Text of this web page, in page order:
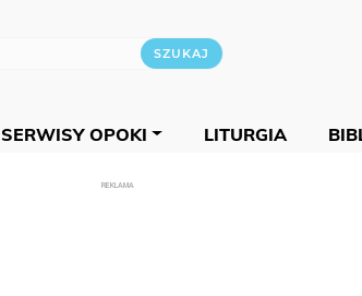
SERWISY OPOKI LITURGIA
REKLAMA